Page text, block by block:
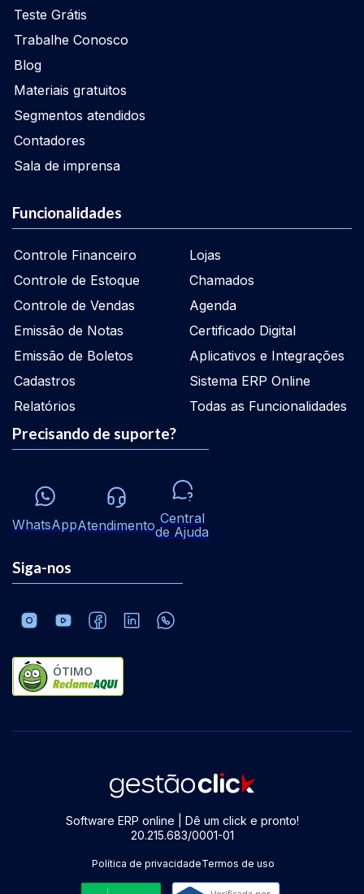
Teste Grátis
Trabalhe Conosco
Blog
Materiais gratuitos
Segmentos atendidos
Contadores
Sala de imprensa
Funcionalidades
Controle Financeiro
Controle de Estoque
Controle de Vendas
Emissão de Notas
Emissão de Boletos
Cadastros
Relatórios
Lojas
Chamados
Agenda
Certificado Digital
Aplicativos e Integrações
Sistema ERP Online
Todas as Funcionalidades
Precisando de suporte?
WhatsAppAtendimento Central
de Ajuda
Siga-nos
ÓTIMO
Software ERP online | Dê um click e pronto!
20.215.683/0001-01
Política de privacidadeTermos de uso